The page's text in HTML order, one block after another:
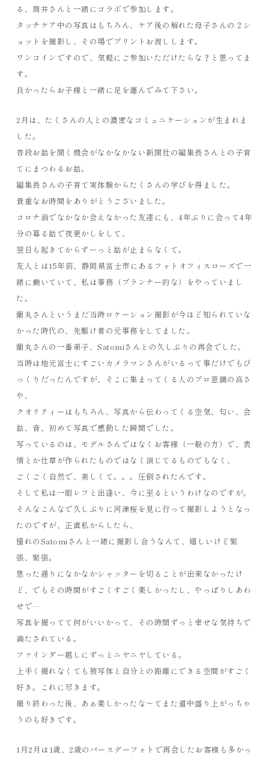
る、筒井さんと一緒にコラボで参加します。
タッチケア中の写真はもちろん、ケア後の解れた母子さんの２シ
ョットを撮影し、その場でプリントお渡しします。
ワンコインですので、気軽にご参加いただけたらな？と思ってま
す。
良かったらお子様と一緒に足を運んでみて下さい。
2月は、たくさんの人との濃密なコミュニケーションが生まれま
した。
普段お話を聞く機会がなかなかない新聞社の編集長さんとの子育
てにまつわるお話。
編集長さんの子育て実体験からたくさんの学びを得ました。
貴重なお時間をありがとうございました。
コロナ渦でなかなか会えなかった友達にも、4年ぶりに会って4年
分の募る話で夜更かしをして、
翌日も起きてからずーっと話が止まらなくて。
友人とは15年前、静岡県富士市にあるフォトオフィスローズで一
緒に働いていて、私は事務（プランナー的な）をやっていまし
た。
蘭丸さんというまだ当時ロケーション撮影が今ほど知られていな
かった時代の、先駆け者の元事務をしてました。
蘭丸さんの一番弟子、Satomiさんとの久しぶりの再会でした。
当時は地元富士にすごいカメラマンさんがいるって事だけでもび
っくりだったんですが、そこに集まってくる人のプロ意識の高さ
や、
クオリティーはもちろん、写真から伝わってくる空気、匂い、会
話、音、初めて写真で感動した瞬間でした。
写っているのは、モデルさんではなくお客様（一般の方）で、表
情とか仕草が作られたものではなく演じてるものでもなく、
ごくごく自然で、美しくて。。。圧倒されたんです。
そして私は一眼レフと出逢い、今に至るというわけなのですが。
そんなこんなで久しぶりに河津桜を見に行って撮影しようとなっ
たのですが、正直私からしたら、
憧れのSatomiさんと一緒に撮影し合うなんて、嬉しいけど緊
張、緊張。
思った通りになかなかシャッターを切ることが出来なかったけ
ど、でもその時間がすごくすごく楽しかったし、やっぱりしあわ
せで…
写真を撮ってて何がいいかって、その時間ずっと幸せな気持ちで
満たされている。
ファインダー越しにずっとニヤニヤしている。
上手く撮れなくても被写体と自分との距離にできる空間がすごく
好き。これに尽きます。
撮り終わった後、あぁ楽しかったな〜てまた道中盛り上がっちゃ
うのも好きです。
1月2月は1歳、2歳のバースデーフォトで再会したお客様も多かっ